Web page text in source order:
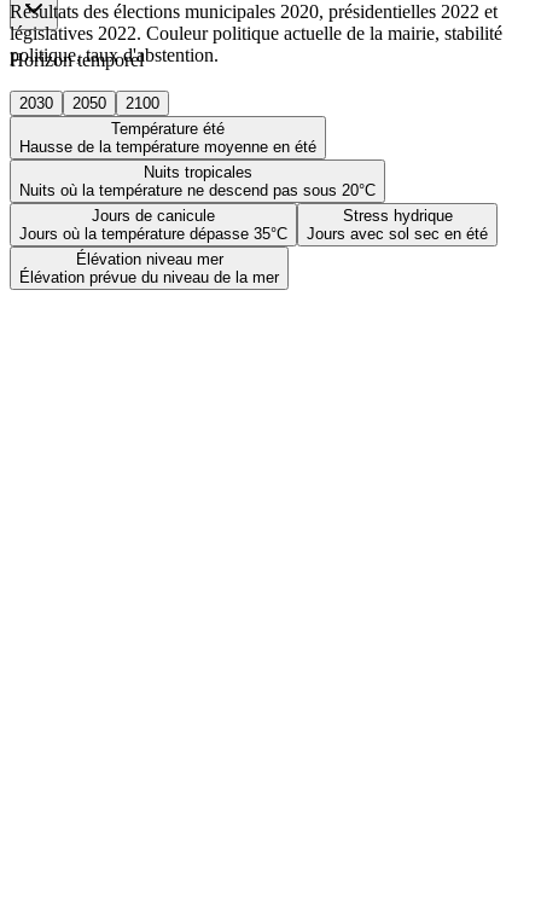
Horizon temporel
2030 2050
2100
Température été
Hausse de la température moyenne en été
Nuits tropicales
Nuits où la température ne descend pas sous 20°C
Jours de canicule
Jours où la température dépasse 35°C
Stress hydrique
Jours avec sol sec en été
Élévation niveau mer
Élévation prévue du niveau de la mer
Résultats des élections municipales 2020, présidentielles 2022 et
législatives 2022. Couleur politique actuelle de la mairie, stabilité
politique, taux d'abstention.